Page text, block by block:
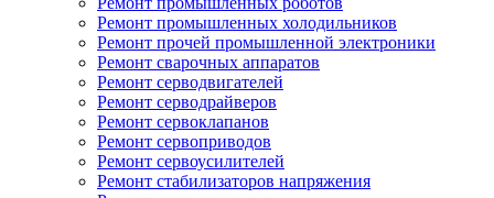
Ремонт промышленных холодильников
Ремонт прочей промышленной электроники
Ремонт сварочных аппаратов
Ремонт серводвигателей
Ремонт серводрайверов
Ремонт сервоклапанов
Ремонт сервоприводов
Ремонт сервоусилителей
Ремонт стабилизаторов напряжения